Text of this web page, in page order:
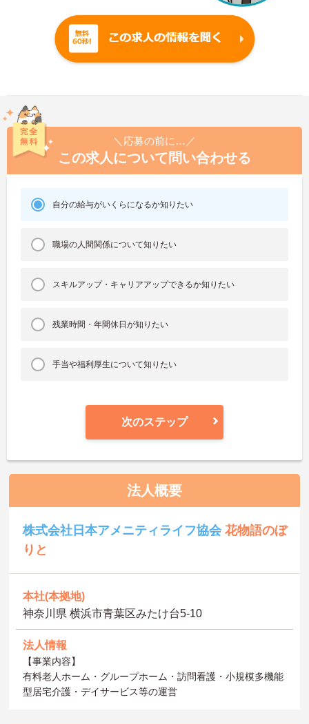
＼応募の前に…／
この求人について問い合わせる
自分の給与がいくらになるか知りたい
職場の人間関係について知りたい
スキルアップ・キャリアアップできるか知りたい
残業時間・年間休日が知りたい
手当や福利厚生について知りたい
次のステップ
法人概要
株式会社日本アメニティライフ協会花物語のぼ
りと
本社(本拠地)
神奈川県 横浜市青葉区みたけ台5-10
法人情報
【事業内容】
有料老人ホーム・グループホーム・訪問看護・小規模多機能
型居宅介護・デイサービス等の運営